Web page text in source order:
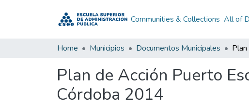
Communities & Collections All of
Home Municipios Documentos Municipales
Plan de Acción Puerto
Córdoba 2014